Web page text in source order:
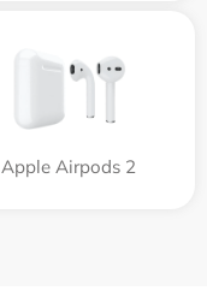
Apple Airpods 2